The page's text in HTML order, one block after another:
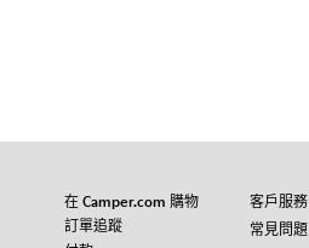
在 Camper.com 購物
訂單追蹤
客戶服務
常見問題